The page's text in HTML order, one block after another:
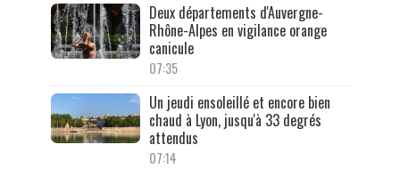
Deux départements d'Auvergne-
Rhône-Alpes en vigilance orange
canicule
07:35
Un jeudi ensoleillé et encore bien
chaud à Lyon, jusqu'à 33 degrés
attendus
07:14